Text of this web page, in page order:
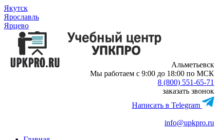
Якутск
Ярославль
Ярцево
Альметьевск
Мы работаем с 9:00 до 18:00 по МСК
8 (800) 551-65-71
заказать звонок
Написать в Telegram
info@upkpro.ru